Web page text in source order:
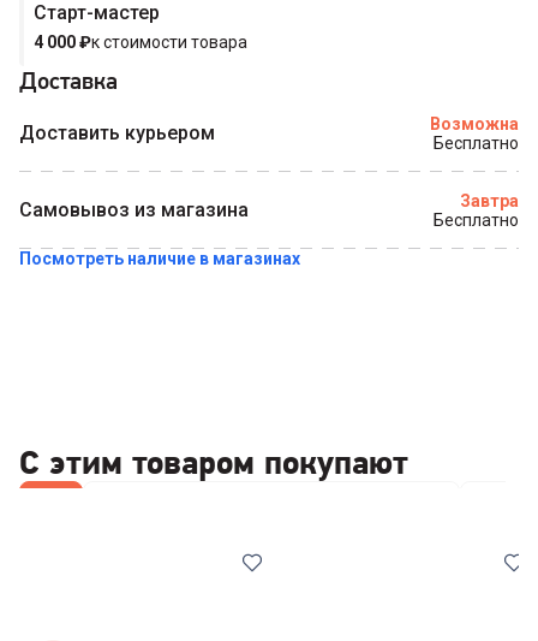
Старт-мастер
4 000₽к стоимости товара
Доставка
Доставить курьером
Возможна
Бесплатно
Самовывоз из магазина
Завтра
Бесплатно
Посмотреть наличие в магазинах
С этим товаром покупают